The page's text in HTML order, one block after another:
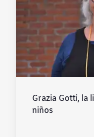
Grazia Gotti, la
niños